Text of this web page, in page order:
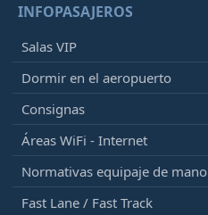
INFOPASAJEROS
Salas VIP
Dormir en el aeropuerto
Consignas
Áreas WiFi - Internet
Normativas equipaje de mano
Fast Lane / Fast Track